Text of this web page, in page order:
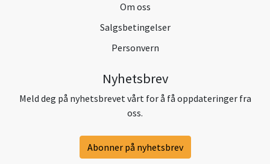
Om oss
Salgsbetingelser
Personvern
Nyhetsbrev
Meld deg på nyhetsbrevet vårt for å få oppdateringer fra
oss.
Abonner på nyhetsbrev